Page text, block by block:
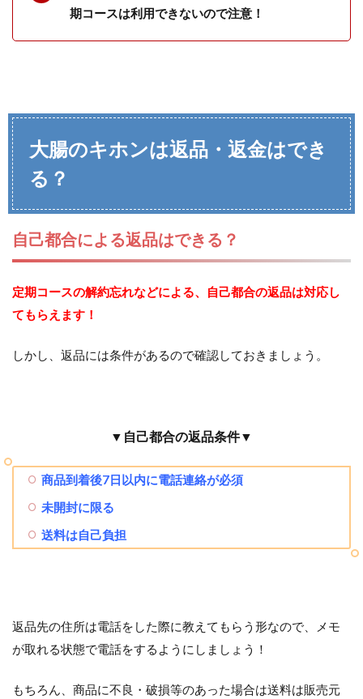
期コースは利用できないので注意！
大腸のキホンは返品・返金はでき
る？
自己都合による返品はできる？
定期コースの解約忘れなどによる、自己都合の返品は対応し
てもらえます！
しかし、返品には条件があるので確認しておきましょう。
▼自己都合の返品条件▼
商品到着後7日以内に電話連絡が必須
未開封に限る
送料は自己負担
返品先の住所は電話をした際に教えてもらう形なので、メモ
が取れる状態で電話をするようにしましょう！
もちろん、商品に不良・破損等のあった場合は送料は販売元